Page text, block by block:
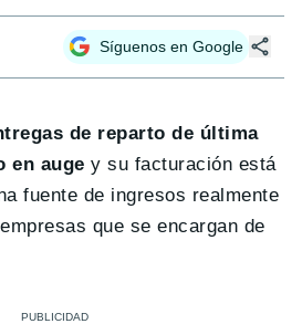
Síguenos en Google
de reparto de última
en auge y su facturación está
fuente de ingresos realmente
que se encargan de